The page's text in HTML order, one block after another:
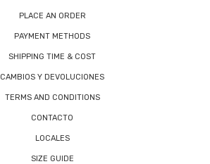
PLACE AN ORDER
PAYMENT METHODS
SHIPPING TIME & COST
CAMBIOS Y DEVOLUCIONES
TERMS AND CONDITIONS
CONTACTO
LOCALES
SIZE GUIDE